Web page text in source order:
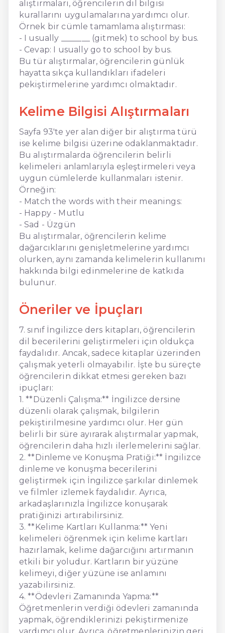
alıştırmaları, öğrencilerin dil bilgisi
kurallarını uygulamalarına yardımcı olur.
Örnek bir cümle tamamlama alıştırması:
- I usually _______ (gitmek) to school by bus.
- Cevap: I usually go to school by bus.
Bu tür alıştırmalar, öğrencilerin günlük
hayatta sıkça kullandıkları ifadeleri
pekiştirmelerine yardımcı olmaktadır.
Kelime Bilgisi Alıştırmaları
Sayfa 93'te yer alan diğer bir alıştırma türü
ise kelime bilgisi üzerine odaklanmaktadır.
Bu alıştırmalarda öğrencilerin belirli
kelimeleri anlamlarıyla eşleştirmeleri veya
uygun cümlelerde kullanmaları istenir.
Örneğin:
- Match the words with their meanings:
- Happy - Mutlu
- Sad - Üzgün
Bu alıştırmalar, öğrencilerin kelime
dağarcıklarını genişletmelerine yardımcı
olurken, aynı zamanda kelimelerin kullanımı
hakkında bilgi edinmelerine de katkıda
bulunur.
Öneriler ve İpuçları
7. sınıf İngilizce ders kitapları, öğrencilerin
dil becerilerini geliştirmeleri için oldukça
faydalıdır. Ancak, sadece kitaplar üzerinden
çalışmak yeterli olmayabilir. İşte bu süreçte
öğrencilerin dikkat etmesi gereken bazı
ipuçları:
1. **Düzenli Çalışma:** İngilizce dersine
düzenli olarak çalışmak, bilgilerin
pekiştirilmesine yardımcı olur. Her gün
belirli bir süre ayırarak alıştırmalar yapmak,
öğrencilerin daha hızlı ilerlemelerini sağlar.
2. **Dinleme ve Konuşma Pratiği:** İngilizce
dinleme ve konuşma becerilerini
geliştirmek için İngilizce şarkılar dinlemek
ve filmler izlemek faydalıdır. Ayrıca,
arkadaşlarınızla İngilizce konuşarak
pratiğinizi artırabilirsiniz.
3. **Kelime Kartları Kullanma:** Yeni
kelimeleri öğrenmek için kelime kartları
hazırlamak, kelime dağarcığını artırmanın
etkili bir yoludur. Kartların bir yüzüne
kelimeyi, diğer yüzüne ise anlamını
yazabilirsiniz.
4. **Ödevleri Zamanında Yapma:**
Öğretmenlerin verdiği ödevleri zamanında
yapmak, öğrendiklerinizi pekiştirmenize